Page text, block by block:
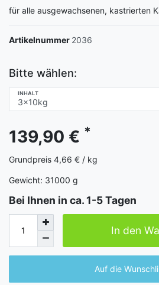
für alle ausgewachsenen, kastrierten
Artikelnummer 2036
Bitte wählen:
INHALT
139,90 € *
Grundpreis 4,66 € / kg
Gewicht: 31000 g
Bei Ihnen in ca. 1-5 Tagen
In den
Auf die